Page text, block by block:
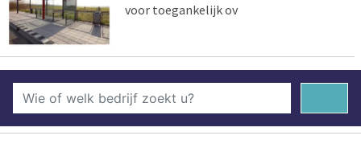
voor toegankelijk ov